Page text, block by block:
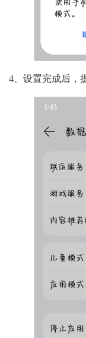
4、设置完成后，